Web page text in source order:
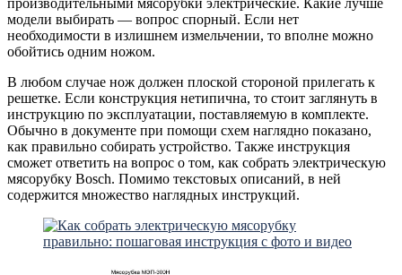
производительными мясорубки электрические. Какие лучше
модели выбирать — вопрос спорный. Если нет
необходимости в излишнем измельчении, то вполне можно
обойтись одним ножом.
В любом случае нож должен плоской стороной прилегать к
решетке. Если конструкция нетипична, то стоит заглянуть в
инструкцию по эксплуатации, поставляемую в комплекте.
Обычно в документе при помощи схем наглядно показано,
как правильно собирать устройство. Также инструкция
сможет ответить на вопрос о том, как собрать электрическую
мясорубку Bosch. Помимо текстовых описаний, в ней
содержится множество наглядных инструкций.